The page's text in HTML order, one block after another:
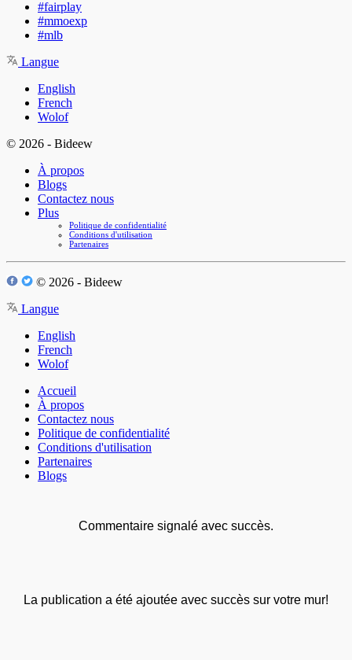
#fairplay
#mmoexp
#mlb
Langue
English
French
Wolof
© 2026 - Bideew
À propos
Blogs
Contactez nous
Plus
Politique de confidentialité
Conditions d'utilisation
Partenaires
© 2026 - Bideew
Langue
English
French
Wolof
Accueil
À propos
Contactez nous
Politique de confidentialité
Conditions d'utilisation
Partenaires
Blogs
Commentaire signalé avec succès.
La publication a été ajoutée avec succès sur votre mur!